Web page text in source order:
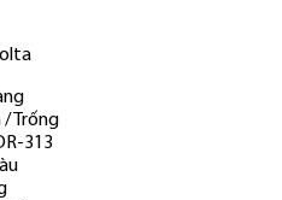
/ Trống
313